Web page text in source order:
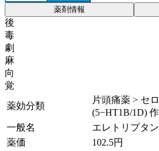
薬剤情報
後
毒
劇
麻
向
覚
薬効分類
片頭痛薬 > セ
(5−HT1B/1D)
一般名
エレトリプタ
薬価
102.5円